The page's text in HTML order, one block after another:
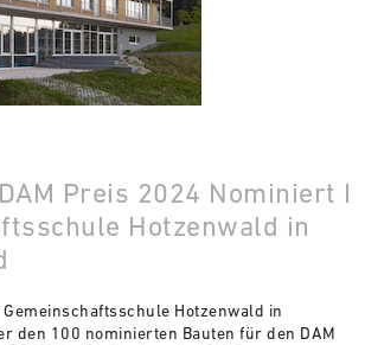
DAM Preis 2024 Nominiert I
Hotzenwald in
Hotzenwald in
den 100 nominierten Bauten für den DAM